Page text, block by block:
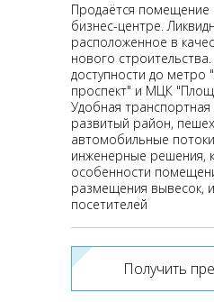
Продаётся помещение
бизнес-центре.
расположенное в
нового
доступности до метро
проспект" и МЦК
Удобная транспортная
развитый район,
автомобильные
инженерные решения,
особенности
размещения вывесок,
посетителей
Получить